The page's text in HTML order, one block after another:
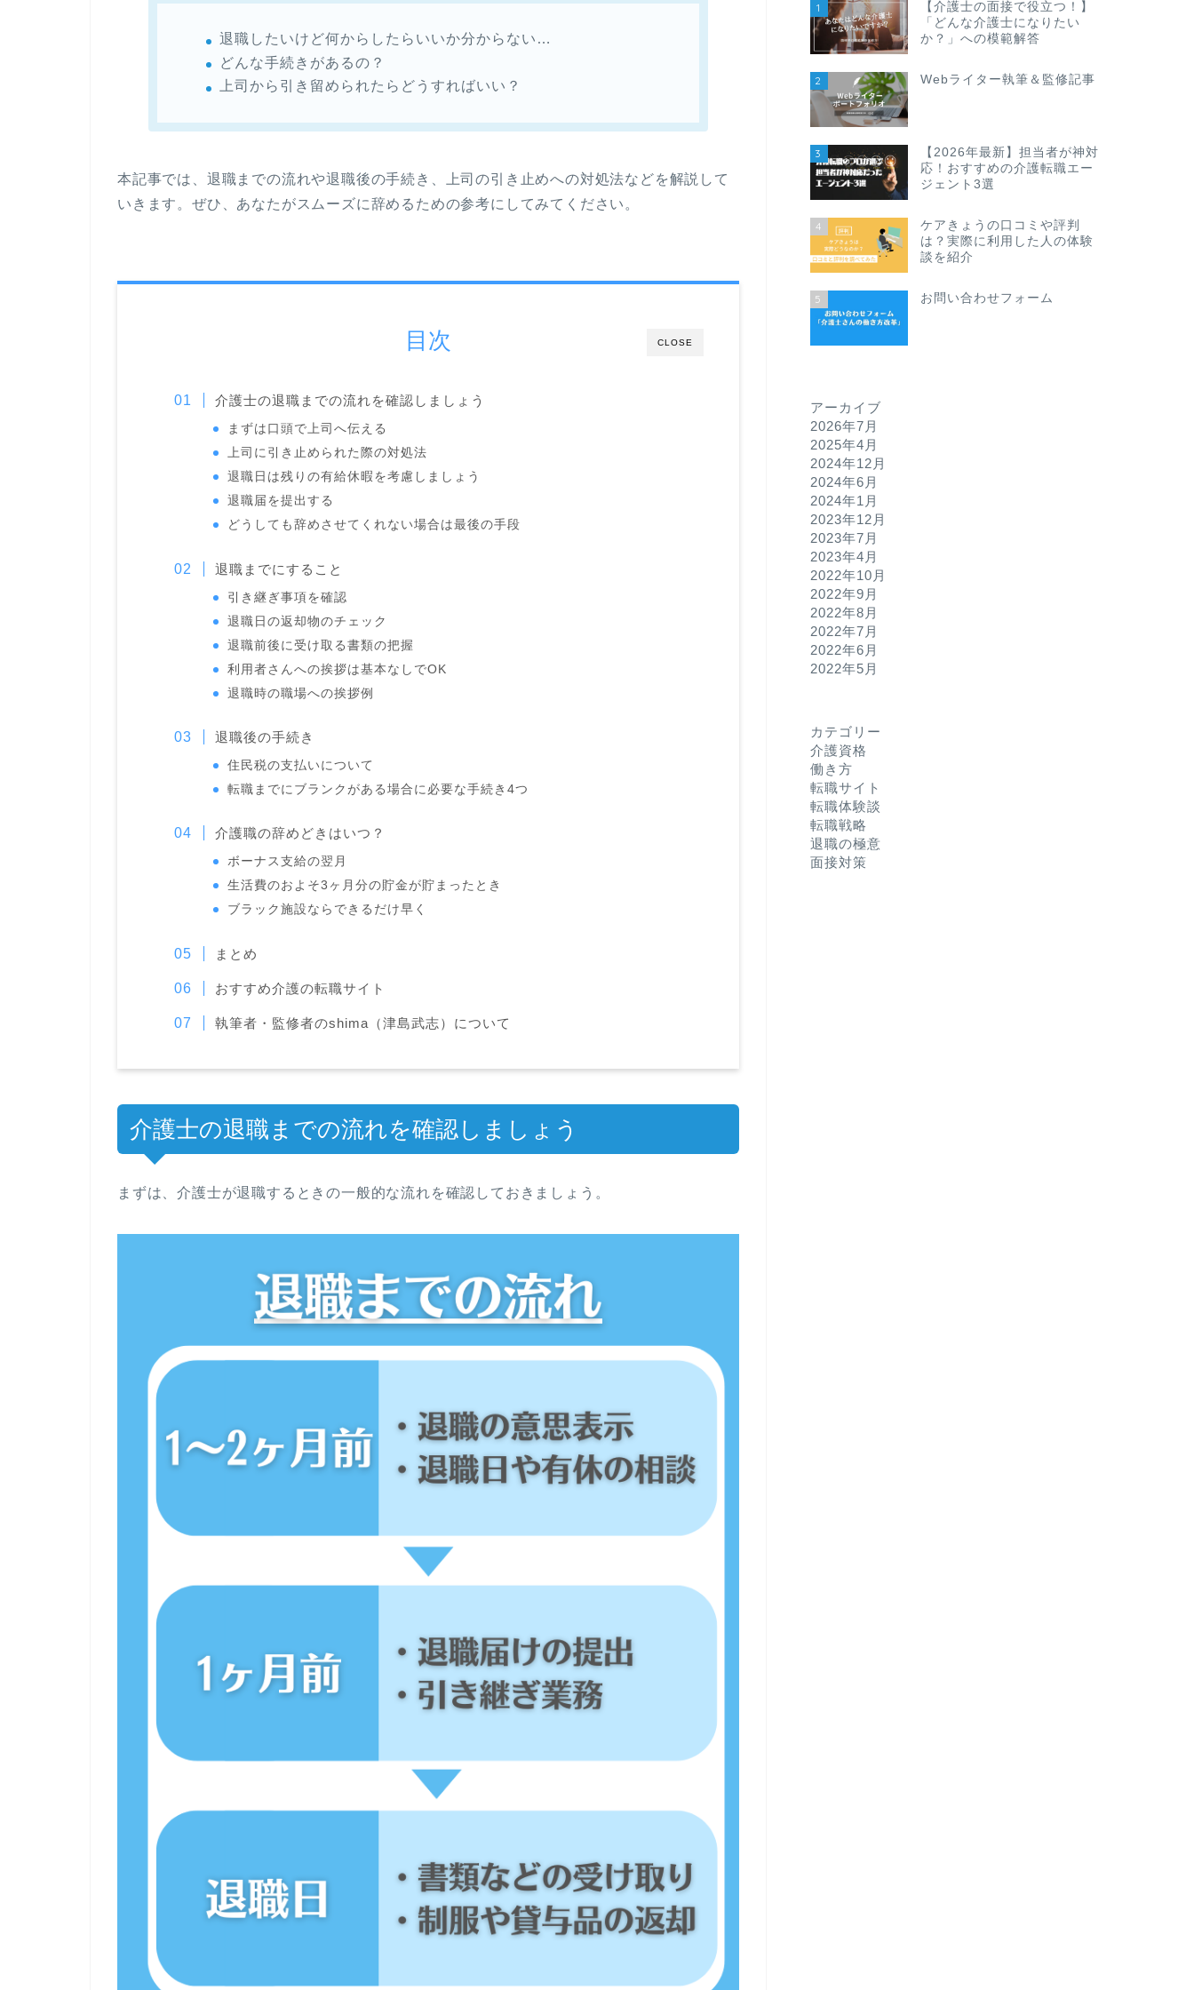
退職したいけど何からしたらいいか分からない…
どんな手続きがあるの？
上司から引き留められたらどうすればいい？
本記事では、退職までの流れや退職後の手続き、上司の引き止めへの対処法などを解説して
いきます。ぜひ、あなたがスムーズに辞めるための参考にしてみてください。
CLOSE
目次
介護士の退職までの流れを確認しましょう
まずは口頭で上司へ伝える
上司に引き止められた際の対処法
退職日は残りの有給休暇を考慮しましょう
退職届を提出する
どうしても辞めさせてくれない場合は最後の手段
退職までにすること
引き継ぎ事項を確認
退職日の返却物のチェック
退職前後に受け取る書類の把握
利用者さんへの挨拶は基本なしでOK
退職時の職場への挨拶例
退職後の手続き
住民税の支払いについて
転職までにブランクがある場合に必要な手続き4つ
介護職の辞めどきはいつ？
ボーナス支給の翌月
生活費のおよそ3ヶ月分の貯金が貯まったとき
ブラック施設ならできるだけ早く
まとめ
おすすめ介護の転職サイト
執筆者・監修者のshima（津島武志）について
介護士の退職までの流れを確認しましょう
まずは、介護士が退職するときの一般的な流れを確認しておきましょう。
1
【介護士の面接で役立つ！】
「どんな介護士になりたい
か？」への模範解答
2 Webライター執筆＆監修記事
3
【2026年最新】担当者が神対
応！おすすめの介護転職エー
ジェント3選
4
ケアきょうの口コミや評判
は？実際に利用した人の体験
談を紹介
5 お問い合わせフォーム
アーカイブ
2026年7月
2025年4月
2024年12月
2024年6月
2024年1月
2023年12月
2023年7月
2023年4月
2022年10月
2022年9月
2022年8月
2022年7月
2022年6月
2022年5月
カテゴリー
介護資格
働き方
転職サイト
転職体験談
転職戦略
退職の極意
面接対策